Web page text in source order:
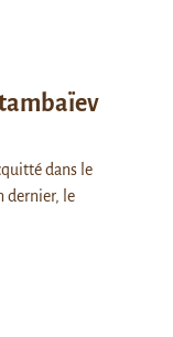
dans le
dernier, le